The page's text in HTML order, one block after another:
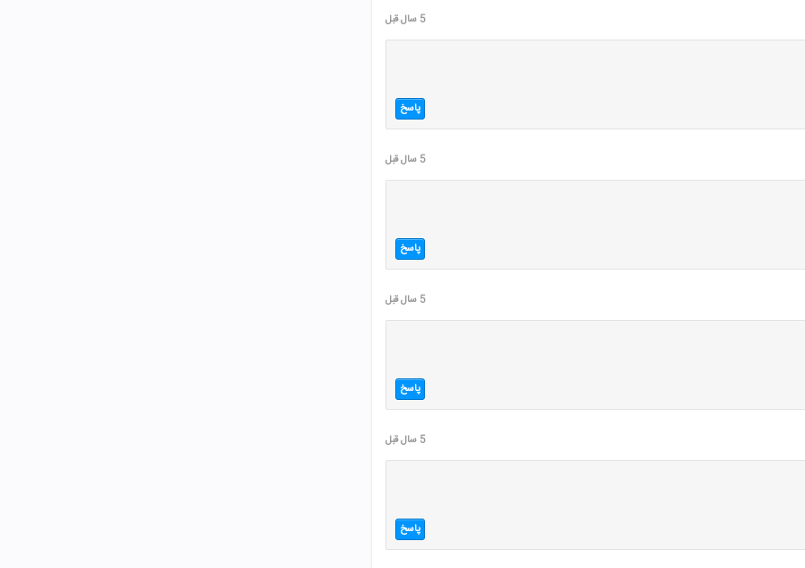
5 سال قبل
پاسخ
5 سال قبل
پاسخ
5 سال قبل
پاسخ
5 سال قبل
پاسخ